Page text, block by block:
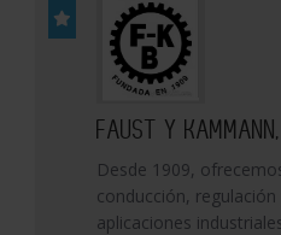
FAUST Y
Desde 1909,
conducción,
aplicaciones